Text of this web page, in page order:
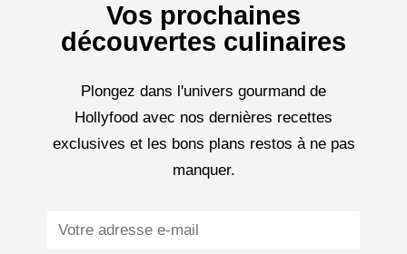
Vos prochaines
découvertes culinaires
Plongez dans l'univers gourmand de
Hollyfood avec nos dernières recettes
exclusives et les bons plans restos à ne pas
manquer.